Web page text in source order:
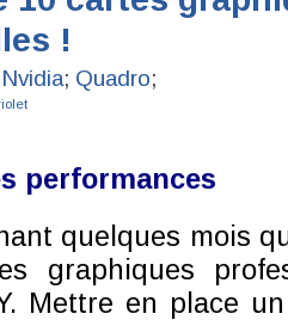
!
Nvidia; Quadro;
performances
quelques mois
graphiques
Mettre en place